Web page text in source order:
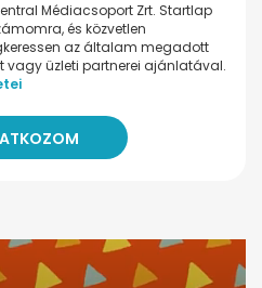
Médiacsoport Zrt. Startlap
és közvetlen
az általam megadott
vagy üzleti partnerei ajánlatával.